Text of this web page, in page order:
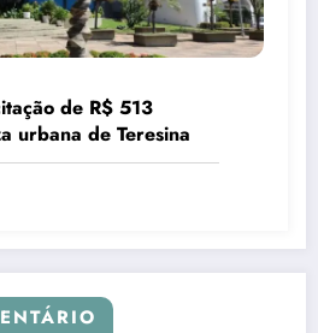
de R$ 513
urbana de Teresina